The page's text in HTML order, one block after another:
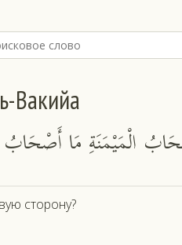
Вакийа
الْمَيْمَنَةِ مَا أَصْحَابُ
сторону?